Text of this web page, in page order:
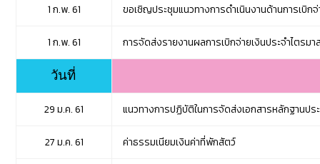
1 ก.พ. 61 ขอเชิญประชุมแนวทางการดำเนินงานด้านการเ
1 ก.พ. 61 การจัดส่งรายงานผลการเบิกจ่ายเงินประจำไตรมา
วันที่
29 ม.ค. 61 แนวทางการปฏิบัติในการจัดส่งเอกสารหลักฐานป
27 ม.ค. 61 ค่าธรรมเนียมเงินค่าที่พักสัตว์